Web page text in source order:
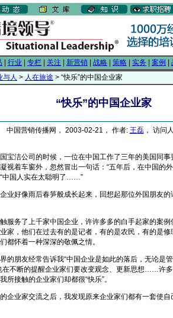
行业 专栏 关注 新营销 战略 策略 实务 案例
与人 > 人在旅途 > “快乐”的中国企业家
“快乐”的中国企业家
中国营销传播网， 2003-02-21， 作者: 王磊， 访问
洁公司的时候，一位在中国工作了三年的美国同事
视着车窗外，忽然冒出一句话：“五年后，在中国的
中国人实在太聪明了……”
好像雨后春笋般成长起来，回想起那位外国朋友的
务了上千家中国企业，许许多多的白手起家的案例
家，他们在过去有的是记者，有的是农民，有的是
都怀着一种深深的敬佩之情。
朋友经常告诉我“中国企业是如此的落后，无论是
在不断的提醒企业家们要改变观念、更新思想……许
所接触的企业家们却都很“快乐”。
业家交流之后，我发现原来企业家们都有一套使自